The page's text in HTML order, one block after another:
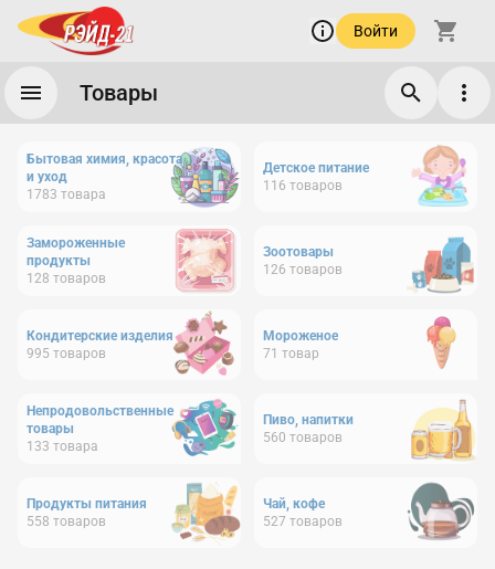
Войти
Товары
Бытовая химия, красота
и уход
1783 товара
Детское питание
116 товаров
Замороженные
продукты
128 товаров
Зоотовары
126 товаров
Кондитерские изделия
995 товаров
Мороженое
71 товар
Непродовольственные
товары
133 товара
Пиво, напитки
560 товаров
Продукты питания
558 товаров
Чай, кофе
527 товаров